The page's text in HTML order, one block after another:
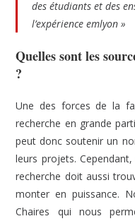
des étudiants et des
l’expérience emlyon »
Quelles sont les
?
Une des forces de la
recherche en grande
peut donc soutenir un
leurs projets.
recherche doit aussi
monter en puissance.
Chaires qui nous